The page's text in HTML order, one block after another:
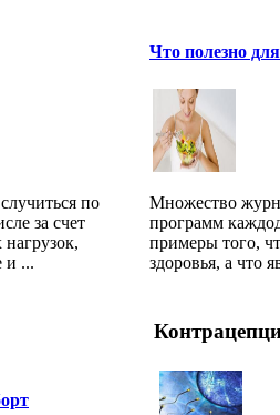
по
за счет
и ...
Что полезно
Множество
программ
примеры того,
здоровья, а что